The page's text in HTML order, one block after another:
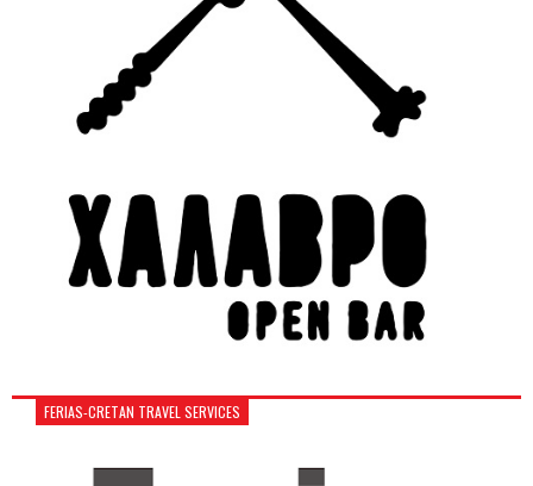
FERIAS-CRETAN TRAVEL SERVICES